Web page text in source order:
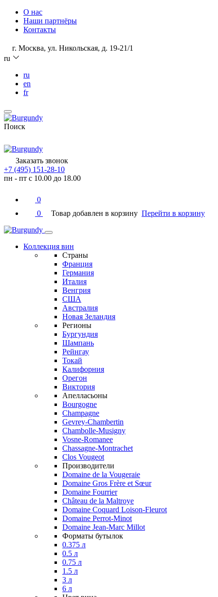
О нас
Наши партнёры
Контакты
г. Москва, ул. Никольская, д. 19-21/1
ru
ru
en
fr
Поиск
Заказать звонок
+7 (495) 151-28-10
пн - пт с 10.00 до 18.00
0
0
Товар добавлен в корзину Перейти в корзину
Коллекция вин
Страны
Франция
Германия
Италия
Венгрия
США
Австралия
Новая Зеландия
Регионы
Бургундия
Шампань
Рейнгау
Токай
Калифорния
Орегон
Виктория
Апелласьоны
Bourgogne
Champagne
Gevrey-Chambertin
Chambolle-Musigny
Vosne-Romanee
Chassagne-Montrachet
Clos Vougeot
Производители
Domaine de la Vougeraie
Domaine Gros Frère et Sœur
Domaine Fourrier
Château de la Maltroye
Domaine Coquard Loison-Fleurot
Domaine Perrot-Minot
Domaine Jean-Marc Millot
Форматы бутылок
0.375 л
0.5 л
0.75 л
1.5 л
3 л
6 л